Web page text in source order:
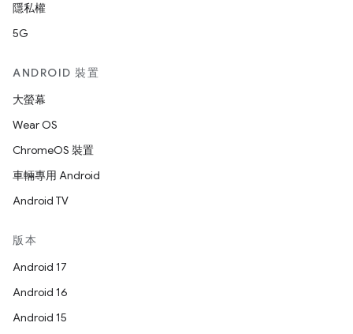
隱私權
5G
ANDROID 裝置
大螢幕
Wear OS
ChromeOS 裝置
車輛專用 Android
Android TV
版本
Android 17
Android 16
Android 15